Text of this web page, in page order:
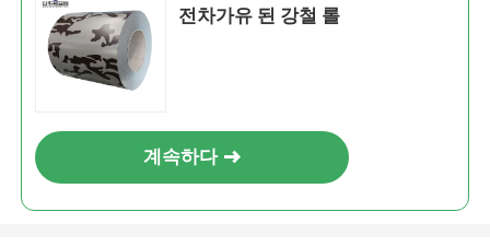
전차가유 된 강철 롤
계속하다